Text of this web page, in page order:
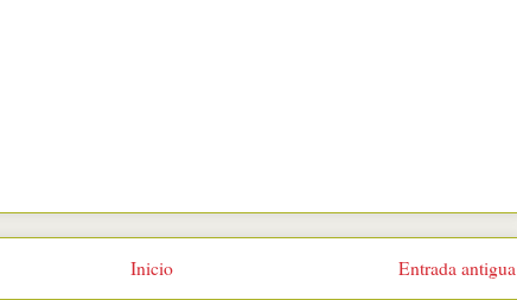
Entrada antigua
Inicio